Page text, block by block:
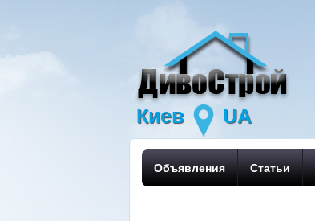
Киев UA
Объявления Статьи